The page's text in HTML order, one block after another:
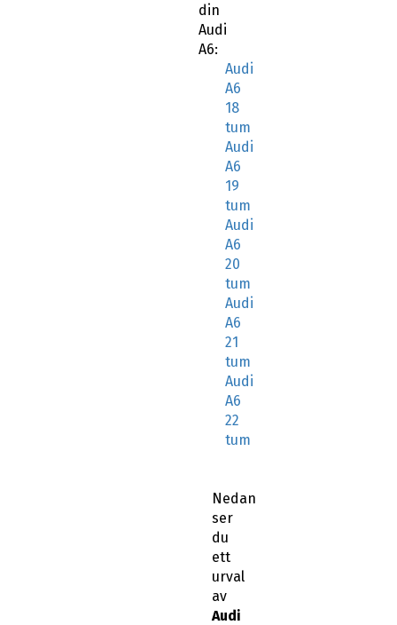
din
Audi
A6:
Audi
A6
18
tum
Audi
A6
19
tum
Audi
A6
20
tum
Audi
A6
21
tum
Audi
A6
22
tum
Nedan
ser
du
ett
urval
av
Audi